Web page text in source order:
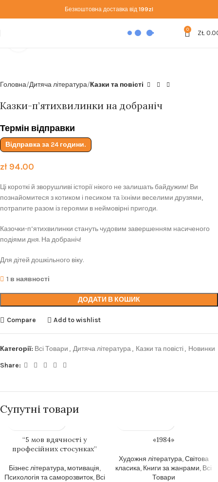
Безкоштовна доставка від 199zl
0 ZŁ
Головна Дитяча література Казки та повісті
Казки-п’ятихвилинки на добраніч
Термін відправки
Відправка за 24 години.
zł94.00
Ці короткі й зворушливі історії нікого не залишать байдужим! Ви
познайомитеся з котиком і песиком та їхніми веселими друзями,
потрапите разом із героями в неймовірні пригоди.
Казочки-п’ятихвилинки стануть чудовим завершенням насиченого
подіями дня. На добраніч!
Для дітей дошкільного віку.
1 в наявності
ДОДАТИ В КОШИК
Compare Add to wishlist
Категорії: Всі Товари , Дитяча література, Казки та повісті, Новинки
Share:
Супутні товари
“5 мов вдячності у
професійних стосунках”
Бізнес література, мотивація,
Психологія та саморозвиток, Всі
«1984»
Художня література,Світова
класика, Книги за жанрами, Всі
Товари